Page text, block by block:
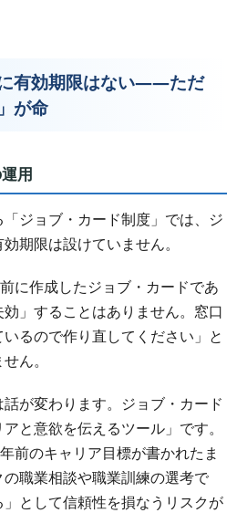
有効期限はない――ただ
が命
用
ジョブ・カード制度」では、ジ
期限は設けていません。
に作成したジョブ・カードであ
」することはありません。窓口
るので作り直してください」と
ん。
が変わります。ジョブ・カード
と意欲を伝えるツール」です。
前のキャリア目標が書かれたま
職業相談や職業訓練の選考で
」として信頼性を損なうリスクが